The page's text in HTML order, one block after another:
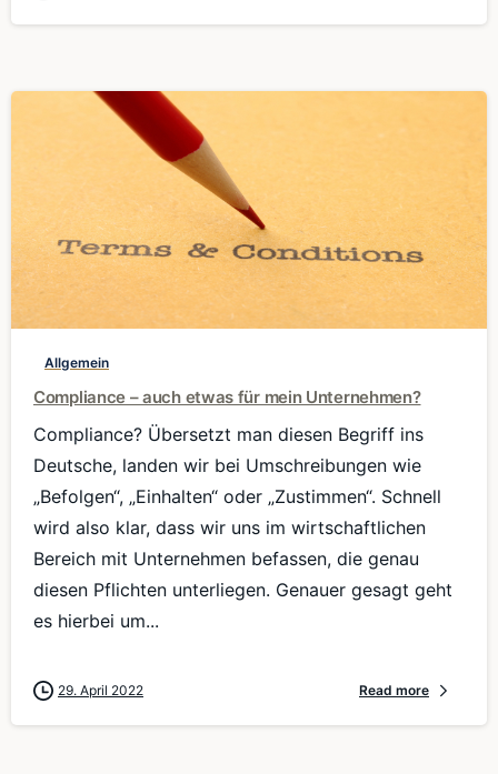
0
Allgemein
Compliance – auch etwas für mein Unternehmen?
Compliance? Übersetzt man diesen Begriff ins
Deutsche, landen wir bei Umschreibungen wie
„Befolgen“, „Einhalten“ oder „Zustimmen“. Schnell
wird also klar, dass wir uns im wirtschaftlichen
Bereich mit Unternehmen befassen, die genau
diesen Pflichten unterliegen. Genauer gesagt geht
es hierbei um...
29. April 2022 Read more